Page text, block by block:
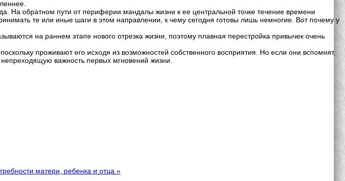
На обратном пути от периферии мандалы жизни к ее центральной точке течение времени
те или иные шаги в этом направлении, к чему сегодня готовы лишь немногие. Вот почему у
на раннем этапе нового отрезка жизни, поэтому плавная перестройка привычек очень
проживают его исходя из возможностей собственного восприятия. Но если они вспомнят,
непреходящую важность первых мгновений жизни.
матери, ребенка и отца »